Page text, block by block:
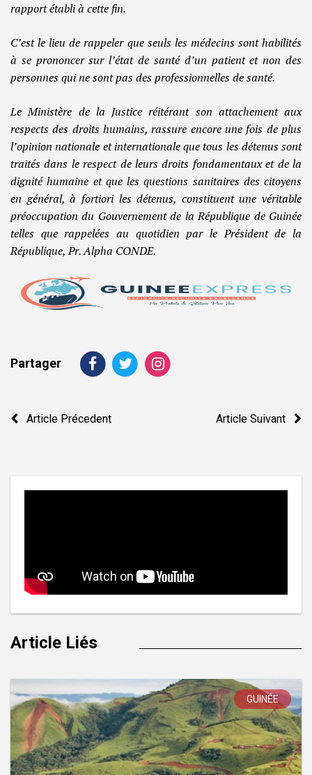
rapport établi à cette fin.
C’est le lieu de rappeler que seuls les médecins sont habilités
à se prononcer sur l’état de santé d’un patient et non des
personnes qui ne sont pas des professionnelles de santé.
Le Ministère de la Justice réitérant son attachement aux
respects des droits humains, rassure encore une fois de plus
l’opinion nationale et internationale que tous les détenus sont
traités dans le respect de leurs droits fondamentaux et de la
dignité humaine et que les questions sanitaires des citoyens
en général, à fortiori les détenus, constituent une véritable
préoccupation du Gouvernement de la République de Guinée
telles que rappelées au quotidien par le Président de la
République, Pr. Alpha CONDE.
Partager
Navigation
Article Précedent Article Suivant
Article Liés
GUINÉE